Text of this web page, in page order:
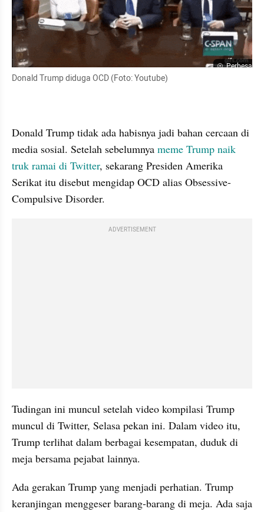
Perbesar
Donald Trump diduga OCD (Foto: Youtube)
Donald Trump tidak ada habisnya jadi bahan cercaan di
media sosial. Setelah sebelumnya meme Trump naik
truk ramai di Twitter, sekarang Presiden Amerika
Serikat itu disebut mengidap OCD alias Obsessive-
Compulsive Disorder.
ADVERTISEMENT
Tudingan ini muncul setelah video kompilasi Trump
muncul di Twitter, Selasa pekan ini. Dalam video itu,
Trump terlihat dalam berbagai kesempatan, duduk di
meja bersama pejabat lainnya.
Ada gerakan Trump yang menjadi perhatian. Trump
keranjingan menggeser barang-barang di meja. Ada saja